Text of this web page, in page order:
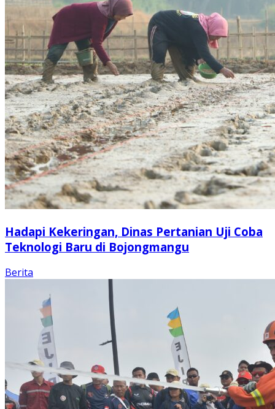
Hadapi Kekeringan, Dinas Pertanian Uji Coba
Teknologi Baru di Bojongmangu
Berita